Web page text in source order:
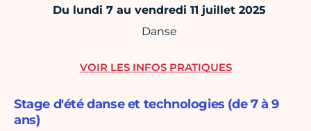
Du lundi 7 au vendredi 11 juillet 2025
Danse
Stage d'été danse et technologies (de 7 à 9
ans)
VOIR LES INFOS PRATIQUES